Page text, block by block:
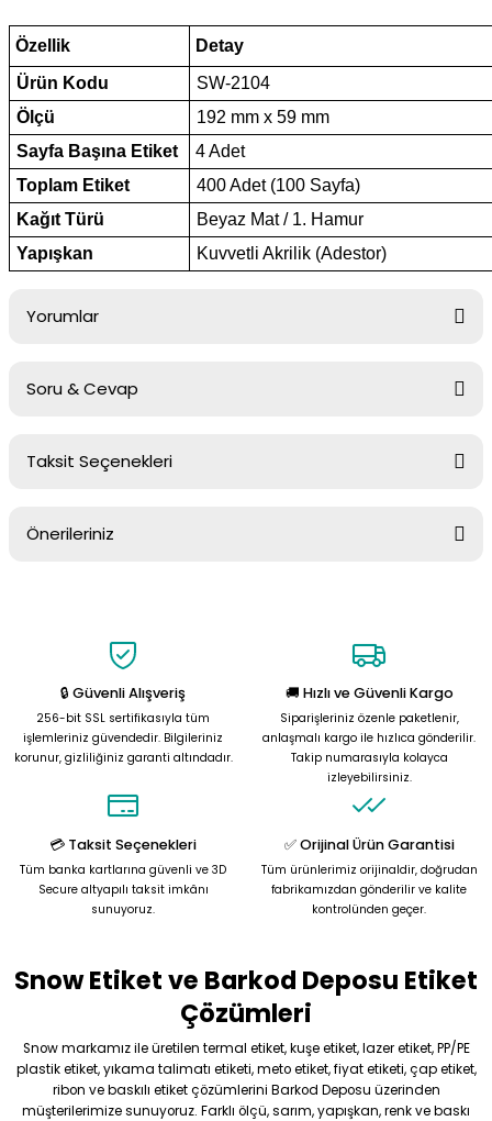
Özellik
Detay
Ürün Kodu
SW-2104
Ölçü
192 mm x 59 mm
Sayfa Başına Etiket
4 Adet
Toplam Etiket
400 Adet (100 Sayfa)
Kağıt Türü
Beyaz Mat / 1. Hamur
Yapışkan
Kuvvetli Akrilik (Adestor)
Yorumlar
Soru & Cevap
Ürün hakkında henüz soru sorulmamış.
Taksit Seçenekleri
Önerileriniz
Görüş ve önerileriniz için teşekkür ederiz.
Ürün resmi kalitesiz, bozuk veya görüntülenemiyor.
Ürün açıklamasında eksik bilgiler bulunuyor.
Ürün bilgilerinde hatalar bulunuyor.
Ürün fiyatı diğer sitelerden daha pahalı.
Gönder
🔒 Güvenli Alışveriş
256-bit SSL sertifikasıyla tüm
işlemleriniz güvendedir. Bilgileriniz
korunur, gizliliğiniz garanti altındadır.
🚚 Hızlı ve Güvenli Kargo
Siparişleriniz özenle paketlenir,
anlaşmalı kargo ile hızlıca gönderilir.
Takip numarasıyla kolayca
izleyebilirsiniz.
💳 Taksit Seçenekleri
Tüm banka kartlarına güvenli ve 3D
Secure altyapılı taksit imkânı
sunuyoruz.
✅ Orijinal Ürün Garantisi
Tüm ürünlerimiz orijinaldir, doğrudan
fabrikamızdan gönderilir ve kalite
kontrolünden geçer.
Snow Etiket ve Barkod Deposu Etiket
Çözümleri
Snow markamız ile üretilen termal etiket, kuşe etiket, lazer etiket, PP/PE
plastik etiket, yıkama talimatı etiketi, meto etiket, fiyat etiketi, çap etiket,
ribon ve baskılı etiket çözümlerini Barkod Deposu üzerinden
müşterilerimize sunuyoruz. Farklı ölçü, sarım, yapışkan, renk ve baskı